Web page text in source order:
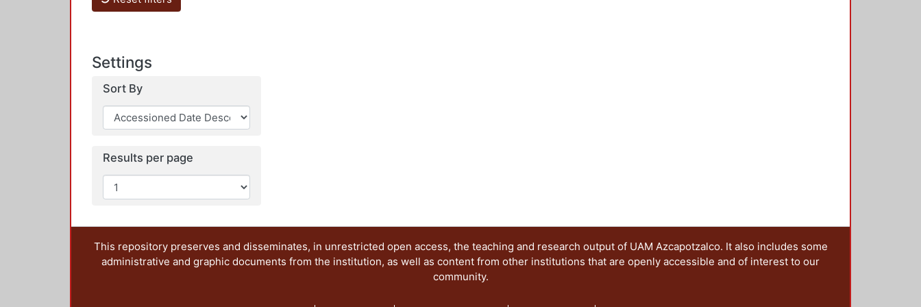
Settings
Sort By
Results per page
This repository preserves and disseminates, in unrestricted open access, the teaching and research output of UAM Azcapotzalco. It also includes some
administrative and graphic documents from the institution, as well as content from other institutions that are openly accessible and of interest to our
community.